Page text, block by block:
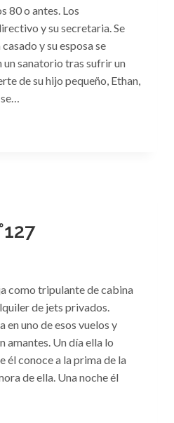
80 o antes. Los
y su secretaria. Se
y su esposa se
un sanatorio tras sufrir un
de su hijo pequeño, Ethan,
como tripulante de cabina
de jets privados.
uno de esos vuelos y
amantes. Un día ella lo
él conoce a la prima de la
de ella. Una noche él